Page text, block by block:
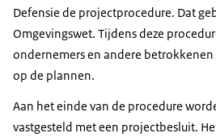
Defensie de projectprocedure. Dat
Omgevingswet. Tijdens deze
ondernemers en andere
op de plannen.
Aan het einde van de procedure
vastgesteld met een projectbesluit.